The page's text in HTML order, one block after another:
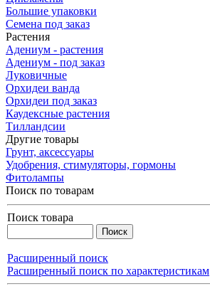
Большие упаковки
Семена под заказ
Растения
Адениум - растения
Адениум - под заказ
Луковичные
Орхидеи ванда
Орхидеи под заказ
Каудексные растения
Тилландсии
Другие товары
Грунт, аксессуары
Удобрения, стимуляторы, гормоны
Фитолампы
Поиск по товарам
Поиск товара
Расширенный поиск
Расширенный поиск по характеристикам